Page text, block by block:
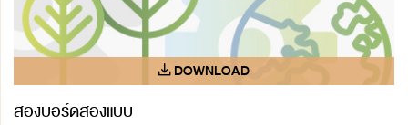
สองบอร์ดสองแบบ